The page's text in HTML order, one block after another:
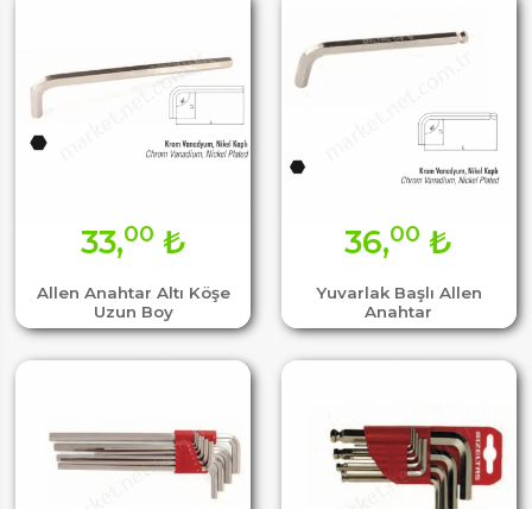
Allen Anahtar Altı Köşe
Uzun Boy
33,00 ₺
Yuvarlak Başlı Allen
Anahtar
36,00 ₺